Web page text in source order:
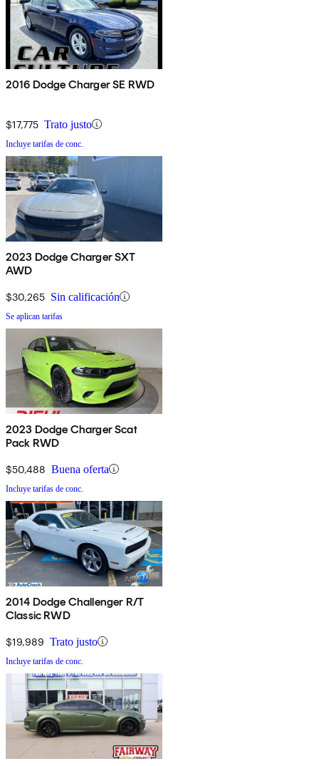
2016 Dodge Charger SE RWD
$17,775 Trato justo
Incluye tarifas de conc.
2023 Dodge Charger SXT
AWD
$30,265 Sin calificación
Se aplican tarifas
2023 Dodge Charger Scat
Pack RWD
$50,488 Buena oferta
Incluye tarifas de conc.
2014 Dodge Challenger R/T
Classic RWD
$19,989 Trato justo
Incluye tarifas de conc.